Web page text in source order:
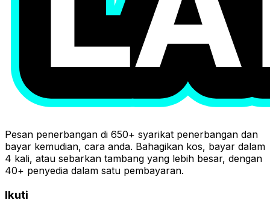
Pesan penerbangan di 650+ syarikat penerbangan dan
bayar kemudian, cara anda. Bahagikan kos, bayar dalam
4 kali, atau sebarkan tambang yang lebih besar, dengan
40+ penyedia dalam satu pembayaran.
Ikuti